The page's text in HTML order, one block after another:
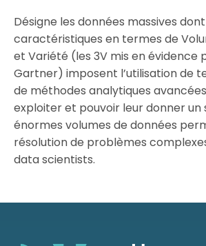
Nos partenaires
Ressources
Désigne les données massives
caractéristiques en termes de
et Variété (les 3V mis en évidence
Gartner) imposent l’utilisation de
de méthodes analytiques
exploiter et pouvoir leur donner un
énormes volumes de données
résolution de problèmes
data scientists.